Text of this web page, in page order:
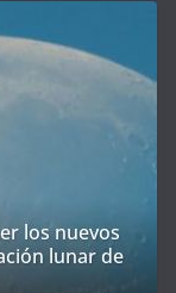
los nuevos
lunar de